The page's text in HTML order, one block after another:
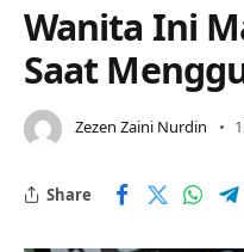
Wanita Ini
Saat
Zezen Zaini Nurdin
Share